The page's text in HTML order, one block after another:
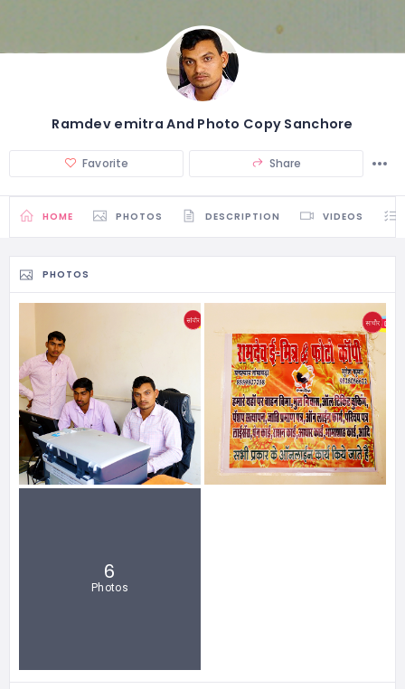
Ramdev emitra And Photo Copy Sanchore
Favorite Share
HOME PHOTOS DESCRIPTION VIDEOS
PHOTOS
6
Photos